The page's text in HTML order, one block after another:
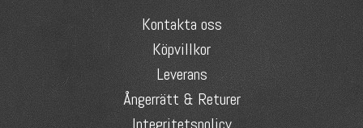
Kontakta oss
Köpvillkor
Leverans
Ångerrätt & Returer
Integritetspolicy